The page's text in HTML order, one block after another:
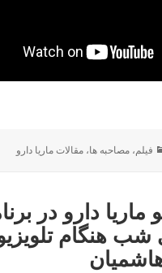
دسته‌ها
فیلم،مصاحبه ها،مقالات ماریا دارو
ماریا دارو در
شب هنگام
هاشمیان